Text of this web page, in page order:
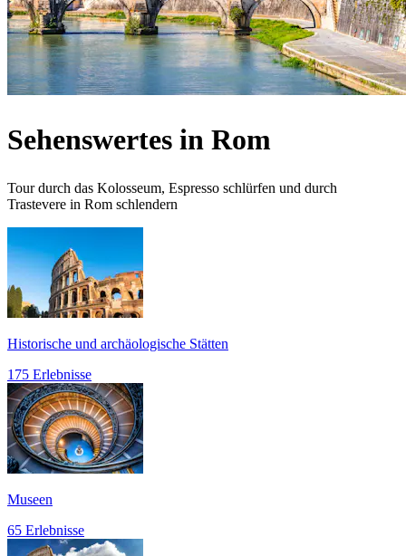
Sehenswertes in Rom
Tour durch das Kolosseum, Espresso schlürfen und durch
Trastevere in Rom schlendern
Historische und archäologische Stätten
175 Erlebnisse
Museen
65 Erlebnisse